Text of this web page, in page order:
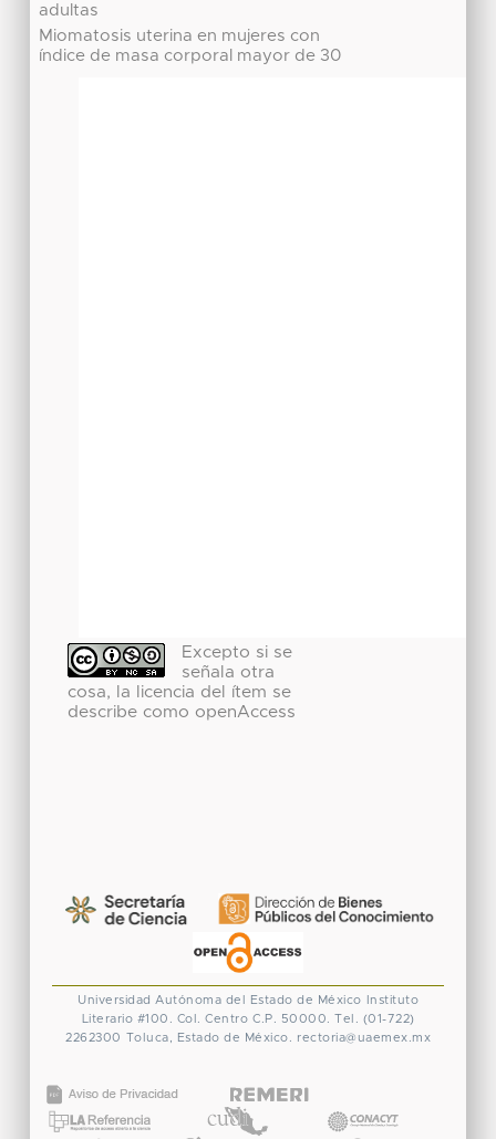
adultas
Miomatosis uterina en mujeres con
índice de masa corporal mayor de 30
Excepto si se
señala otra
cosa, la licencia del ítem se
describe como openAccess
Universidad Autónoma del Estado de México
Instituto
Literario #100. Col. Centro C.P. 50000. Tel. (01-722)
2262300
Toluca, Estado de México. rectoria@uaemex.mx